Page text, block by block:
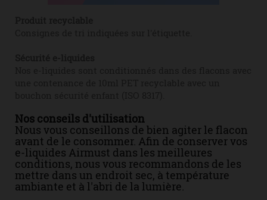
Nos conseils d'utilisation
Nous vous conseillons de bien agiter le flacon
avant de le consommer. Afin de conserver vos
e-liquides Airmust dans les meilleures
conditions, nous vous recommandons de les
mettre dans un endroit sec, à température
ambiante et à l'abri de la lumière.